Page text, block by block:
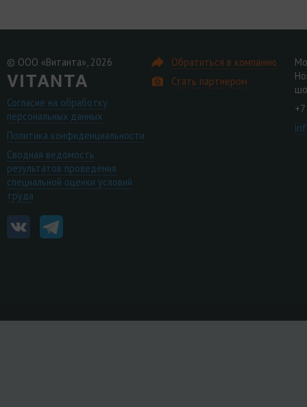
© ООО «Витанта», 2026
Согласие на обработку
персональных данных
Политика конфиденциальности
Сводная ведомость
результатов проведения
специальной оценки условий
труда
Обратиться в компанию
Стать партнером